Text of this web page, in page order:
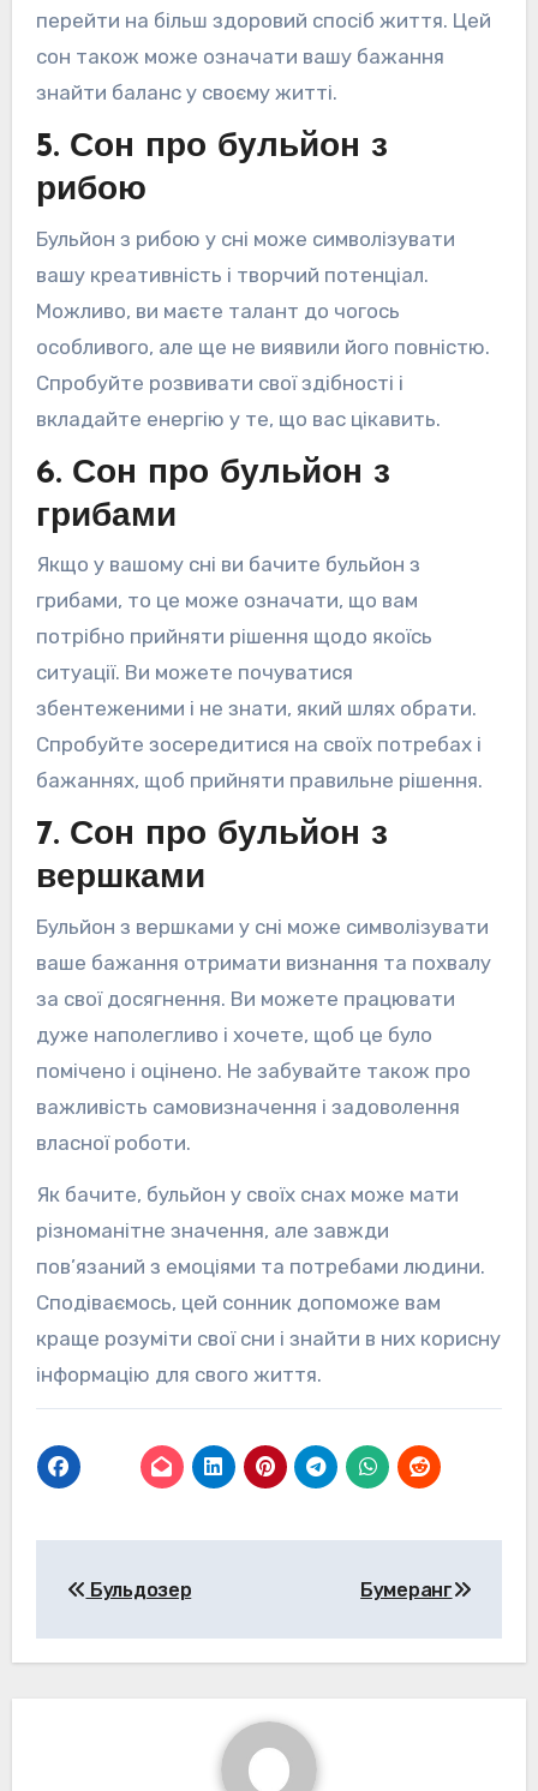
перейти на більш здоровий спосіб життя. Цей
сон також може означати вашу бажання
знайти баланс у своєму житті.
5. Сон про бульйон з
рибою
Бульйон з рибою у сні може символізувати
вашу креативність і творчий потенціал.
Можливо, ви маєте талант до чогось
особливого, але ще не виявили його повністю.
Спробуйте розвивати свої здібності і
вкладайте енергію у те, що вас цікавить.
6. Сон про бульйон з
грибами
Якщо у вашому сні ви бачите бульйон з
грибами, то це може означати, що вам
потрібно прийняти рішення щодо якоїсь
ситуації. Ви можете почуватися
збентеженими і не знати, який шлях обрати.
Спробуйте зосередитися на своїх потребах і
бажаннях, щоб прийняти правильне рішення.
7. Сон про бульйон з
вершками
Бульйон з вершками у сні може символізувати
ваше бажання отримати визнання та похвалу
за свої досягнення. Ви можете працювати
дуже наполегливо і хочете, щоб це було
помічено і оцінено. Не забувайте також про
важливість самовизначення і задоволення
власної роботи.
Як бачите, бульйон у своїх снах може мати
різноманітне значення, але завжди
пов’язаний з емоціями та потребами людини.
Сподіваємось, цей сонник допоможе вам
краще розуміти свої сни і знайти в них корисну
інформацію для свого життя.
записів
Бульдозер Бумеранг